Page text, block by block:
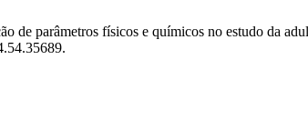
de parâmetros físicos e químicos no estudo da